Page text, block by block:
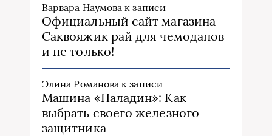
Варвара Наумова к записи
Официальный сайт магазина
Саквояжик рай для чемоданов
и не только!
Элина Романова к записи
Машина «Паладин»: Как
выбрать своего железного
защитника